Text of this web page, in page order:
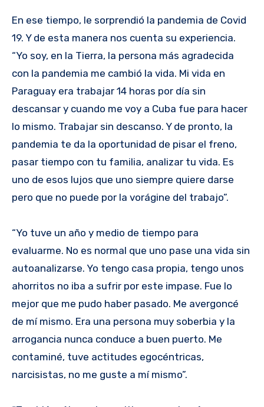
En ese tiempo, le sorprendió la pandemia de Covid
19. Y de esta manera nos cuenta su experiencia.
“Yo soy, en la Tierra, la persona más agradecida
con la pandemia me cambió la vida. Mi vida en
Paraguay era trabajar 14 horas por día sin
descansar y cuando me voy a Cuba fue para hacer
lo mismo. Trabajar sin descanso. Y de pronto, la
pandemia te da la oportunidad de pisar el freno,
pasar tiempo con tu familia, analizar tu vida. Es
uno de esos lujos que uno siempre quiere darse
pero que no puede por la vorágine del trabajo”.
“Yo tuve un año y medio de tiempo para
evaluarme. No es normal que uno pase una vida sin
autoanalizarse. Yo tengo casa propia, tengo unos
ahorritos no iba a sufrir por este impase. Fue lo
mejor que me pudo haber pasado. Me avergoncé
de mí mismo. Era una persona muy soberbia y la
arrogancia nunca conduce a buen puerto. Me
contaminé, tuve actitudes egocéntricas,
narcisistas, no me guste a mí mismo”.